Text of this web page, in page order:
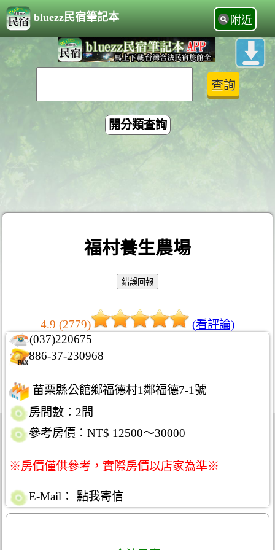
bluezz民宿筆記本 附近
開分類查詢
福村養生農場
4.9 (2779)
(看評論)
(037)220675
886-37-230968
苗栗縣公館鄉福德村1鄰福德7-1號
房間數：2間
參考房價：NT$ 12500～30000
※房價僅供參考，實際房價以店家為準※
E-Mail： 點我寄信